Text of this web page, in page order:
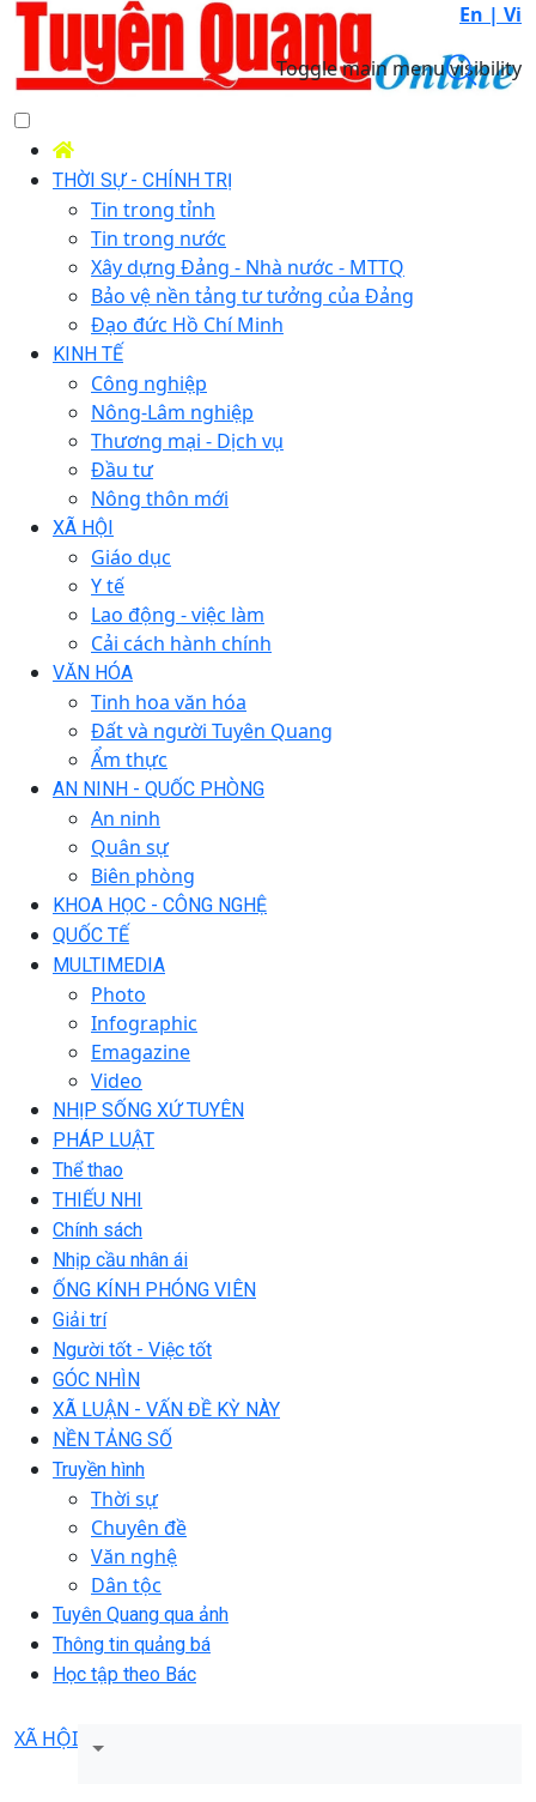
En | Vi
Toggle main menu visibility
THỜI SỰ - CHÍNH TRỊ
Tin trong tỉnh
Tin trong nước
Xây dựng Đảng - Nhà nước - MTTQ
Bảo vệ nền tảng tư tưởng của Đảng
Đạo đức Hồ Chí Minh
KINH TẾ
Công nghiệp
Nông-Lâm nghiệp
Thương mại - Dịch vụ
Đầu tư
Nông thôn mới
XÃ HỘI
Giáo dục
Y tế
Lao động - việc làm
Cải cách hành chính
VĂN HÓA
Tinh hoa văn hóa
Đất và người Tuyên Quang
Ẩm thực
AN NINH - QUỐC PHÒNG
An ninh
Quân sự
Biên phòng
KHOA HỌC - CÔNG NGHỆ
QUỐC TẾ
MULTIMEDIA
Photo
Infographic
Emagazine
Video
NHỊP SỐNG XỨ TUYÊN
PHÁP LUẬT
Thể thao
THIẾU NHI
Chính sách
Nhịp cầu nhân ái
ỐNG KÍNH PHÓNG VIÊN
Giải trí
Người tốt - Việc tốt
GÓC NHÌN
XÃ LUẬN - VẤN ĐỀ KỲ NÀY
NỀN TẢNG SỐ
Truyền hình
Thời sự
Chuyên đề
Văn nghệ
Dân tộc
Tuyên Quang qua ảnh
Thông tin quảng bá
Học tập theo Bác
XÃ HỘI